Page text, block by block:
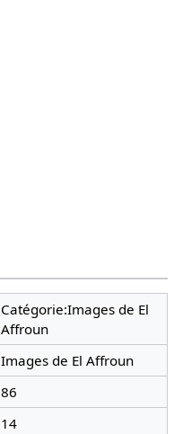
Catégorie:Images de El
Affroun
Images de El Affroun
86
14